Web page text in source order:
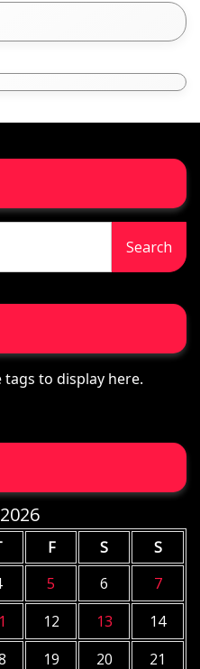
tags to display here.
F S
S
5 6
7
12 13
14
19 20 21